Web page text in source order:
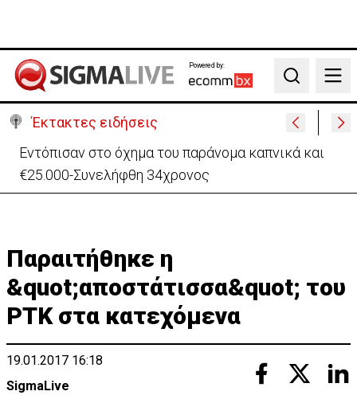
Powered by:
Search
Έκτακτες ειδήσεις
Εντόπισαν στο όχημα του παράνομα καπνικά και
€25.000-Συνελήφθη 34χρονος
Παραιτήθηκε η
&quot;αποστάτισσα&quot; του
ΡΤΚ στα κατεχόμενα
19.01.2017 16:18
SigmaLive